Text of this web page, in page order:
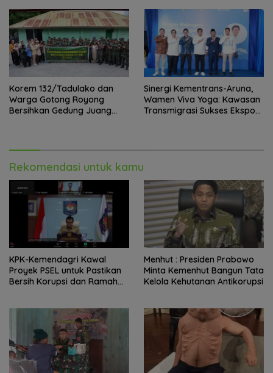
Korem 132/Tadulako dan
Warga Gotong Royong
Bersihkan Gedung Juang
Sinergi Kementrans-Aruna,
Wamen Viva Yoga: Kawasan
Transmigrasi Sukses Ekspor
Rekomendasi untuk kamu
KPK-Kemendagri Kawal
Proyek PSEL untuk Pastikan
Bersih Korupsi dan Ramah
Menhut : Presiden Prabowo
Minta Kemenhut Bangun Tata
Kelola Kehutanan Antikorupsi